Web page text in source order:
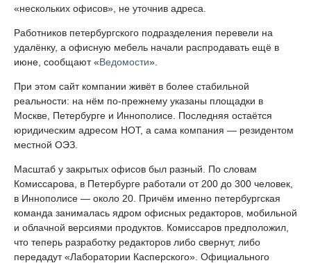
«нескольких офисов», не уточнив адреса.
Работников петербургского подразделения перевели на
удалёнку, а офисную мебель начали распродавать ещё в
июне, сообщают «Ведомости».
При этом сайт компании живёт в более стабильной
реальности: на нём по-прежнему указаны площадки в
Москве, Петербурге и Иннополисе. Последняя остаётся
юридическим адресом НОТ, а сама компания — резидентом
местной ОЭЗ.
Масштаб у закрытых офисов был разный. По словам
Комиссарова, в Петербурге работали от 200 до 300 человек,
в Иннополисе — около 20. Причём именно петербургская
команда занималась ядром офисных редакторов, мобильной
и облачной версиями продуктов. Комиссаров предположил,
что теперь разработку редакторов либо свернут, либо
передадут «Лаборатории Касперского». Официального